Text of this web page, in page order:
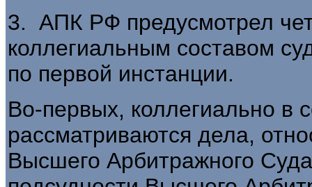
3. АПК РФ предусмотрел
коллегиальным составом
по первой инстанции.
Во-первых, коллегиально в
рассматриваются дела,
Высшего Арбитражного